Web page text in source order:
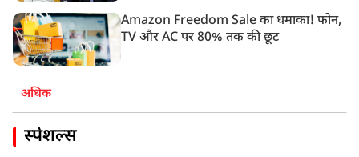
Amazon Freedom Sale का धमाका! फोन,
TV और AC पर 80% तक की छूट
अधिक
स्पेशल्स